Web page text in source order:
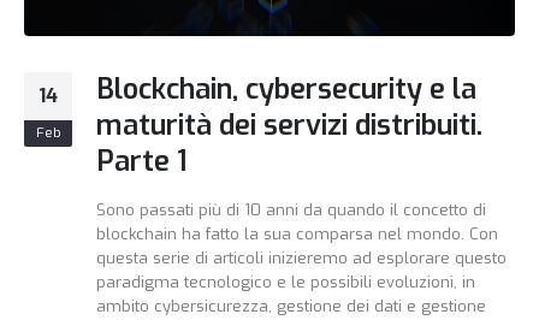
14
Feb
Blockchain, cybersecurity e la
maturità dei servizi distribuiti.
Parte 1
Sono passati più di 10 anni da quando il concetto di
blockchain ha fatto la sua comparsa nel mondo. Con
questa serie di articoli inizieremo ad esplorare questo
paradigma tecnologico e le possibili evoluzioni, in
ambito cybersicurezza, gestione dei dati e gestione